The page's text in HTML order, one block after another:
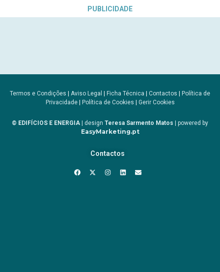
PUBLICIDADE
Termos e Condições | Aviso Legal | Ficha Técnica | Contactos | Política de
Privacidade| Política de Cookies | Gerir Cookies
© EDIFÍCIOS E ENERGIA | design Teresa Sarmento Matos | powered by
EasyMarketing.pt
Contactos